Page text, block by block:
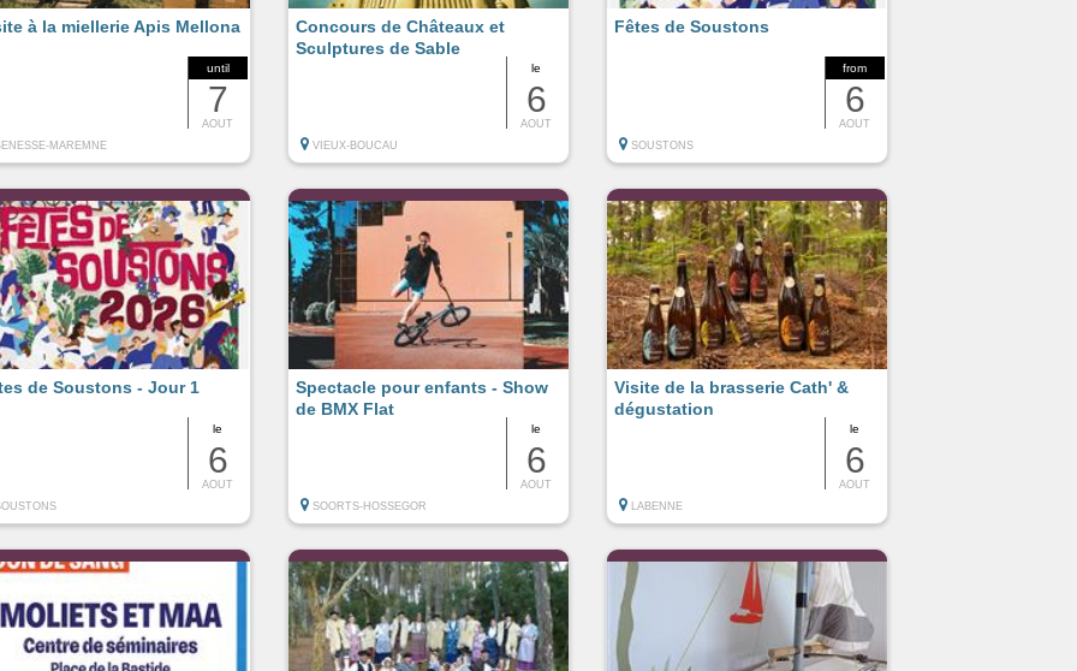
until
7
AOUT
à la miellerie Apis Mellona
MAREMNE
le
6
AOUT
Concours de Châteaux et
Sculptures de Sable
VIEUX-BOUCAU
from
6
AOUT
Fêtes de Soustons
SOUSTONS
le
6
AOUT
de Soustons - Jour 1
le
6
AOUT
Spectacle pour enfants - Show
de BMX Flat
SOORTS-HOSSEGOR
le
6
AOUT
Visite de la brasserie Cath' &
dégustation
LABENNE